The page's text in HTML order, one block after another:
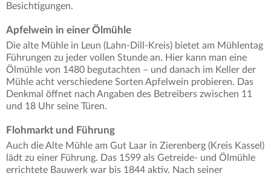
Besichtigungen.
Apfelwein in einer Ölmühle
Die alte Mühle in Leun (Lahn-Dill-Kreis) bietet am Mühlentag
Führungen zu jeder vollen Stunde an. Hier kann man eine
Ölmühle von 1480 begutachten – und danach im Keller der
Mühle acht verschiedene Sorten Apfelwein probieren. Das
Denkmal öffnet nach Angaben des Betreibers zwischen 11
und 18 Uhr seine Türen.
Flohmarkt und Führung
Auch die Alte Mühle am Gut Laar in Zierenberg (Kreis Kassel)
lädt zu einer Führung. Das 1599 als Getreide- und Ölmühle
errichtete Bauwerk war bis 1844 aktiv. Nach seiner